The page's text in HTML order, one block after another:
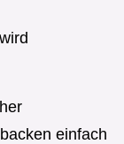
einfach